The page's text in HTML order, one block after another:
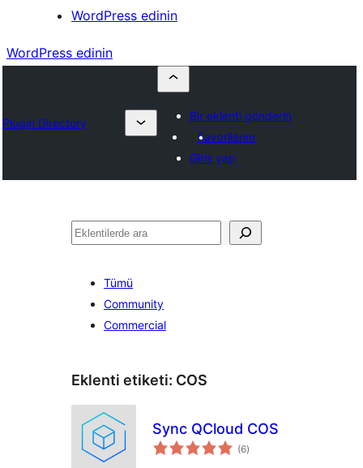
WordPress edinin
WordPress edinin
Plugin Directory
Bir eklenti gönderin
Favorilerim
Giriş yap
Ara
Tümü
Community
Commercial
Eklenti etiketi: COS
Sync QCloud COS
(6toplam
puan
)